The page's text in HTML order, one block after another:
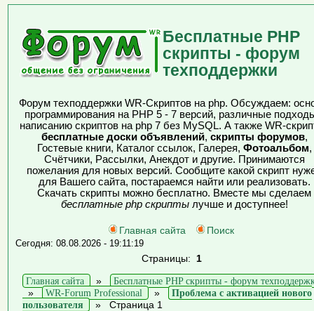
Бесплатные PHP
скрипты - форум
техподдержки
Форум техподдержки WR-Скриптов на php. Обсуждаем:
программирования на PHP 5 - 7 версий, различные
написанию скриптов на php 7 без MySQL. А также WR-
бесплатные доски объявлений, скрипты форумов,
Гостевые книги, Каталог ссылок, Галерея, Фотоальбом,
Счётчики, Рассылки, Анекдот и другие. Принимаются
пожелания для новых версий. Сообщите какой скрипт
для Вашего сайта, постараемся найти или реализовать.
Скачать скрипты можно бесплатно. Вместе мы сделаем
бесплатные php скриптылучше и доступнее!
Главная сайта Поиск
Сегодня: 08.08.2026 - 19:11:19
Страницы: 1
Главная сайта
»
Бесплатные PHP скрипты - форум
»
WR-Forum Professional »
Проблема с активацией нового
пользователя
» Страница 1